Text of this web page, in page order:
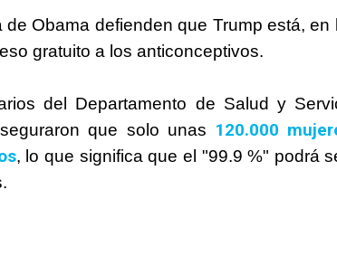
Obama defienden que Trump está, en
gratuito a los anticonceptivos.
del Departamento de Salud y
que solo unas 120.000
, lo que significa que el "99.9 %" podrá